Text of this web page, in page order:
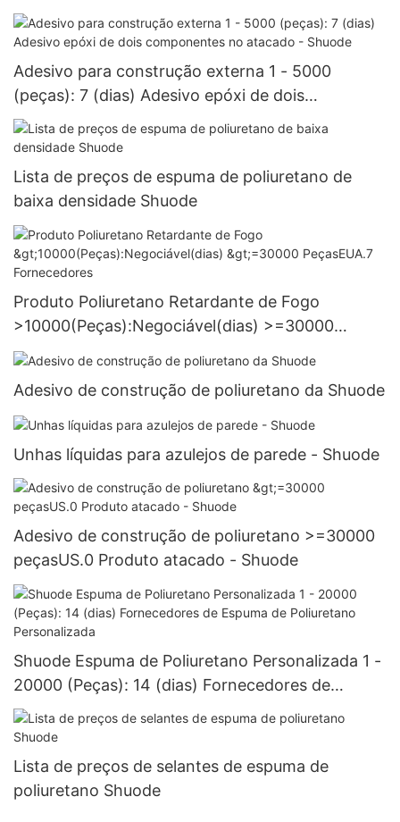
Adesivo para construção externa 1 - 5000
(peças): 7 (dias) Adesivo epóxi de dois
componentes no atacado - Shuode
Lista de preços de espuma de poliuretano de
baixa densidade Shuode
Produto Poliuretano Retardante de Fogo
>10000(Peças):Negociável(dias) >=30000
PeçasEUA.7 Fornecedores
Adesivo de construção de poliuretano da Shuode
Unhas líquidas para azulejos de parede - Shuode
Adesivo de construção de poliuretano >=30000
peçasUS.0 Produto atacado - Shuode
Shuode Espuma de Poliuretano Personalizada 1 -
20000 (Peças): 14 (dias) Fornecedores de
Espuma de Poliuretano Personalizada
Lista de preços de selantes de espuma de
poliuretano Shuode